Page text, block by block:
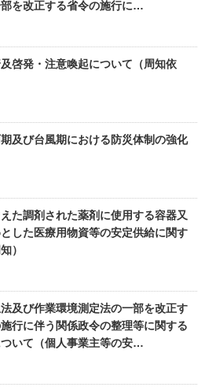
を改正する省令の施行に…
啓発・注意喚起について（周知依
及び台風期における防災体制の強化
た調剤された薬剤に使用する容器又
した医療用物資等の安定供給に関す
）
法及び作業環境測定法の一部を改正す
行に伴う関係政令の整理等に関する
いて（個人事業主等の安…